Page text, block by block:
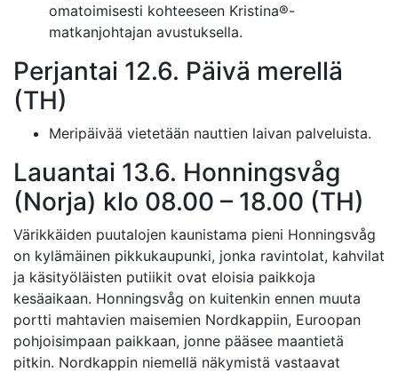
omatoimisesti kohteeseen Kristina®-
matkanjohtajan avustuksella.
Perjantai 12.6. Päivä merellä
(TH)
Meripäivää vietetään nauttien laivan palveluista.
Lauantai 13.6. Honningsvåg
(Norja) klo 08.00 – 18.00 (TH)
Värikkäiden puutalojen kaunistama pieni Honningsvåg
on kylämäinen pikkukaupunki, jonka ravintolat, kahvilat
ja käsityöläisten putiikit ovat eloisia paikkoja
kesäaikaan. Honningsvåg on kuitenkin ennen muuta
portti mahtavien maisemien Nordkappiin, Euroopan
pohjoisimpaan paikkaan, jonne pääsee maantietä
pitkin. Nordkappin niemellä näkymistä vastaavat